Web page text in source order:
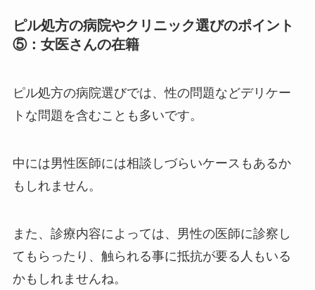
ピル処方の病院やクリニック選びのポイント
⑤：女医さんの在籍
ピル処方の病院選びでは、性の問題などデリケー
トな問題を含むことも多いです。
中には男性医師には相談しづらいケースもあるか
もしれません。
また、診療内容によっては、男性の医師に診察し
てもらったり、触られる事に抵抗が要る人もいる
かもしれませんね。